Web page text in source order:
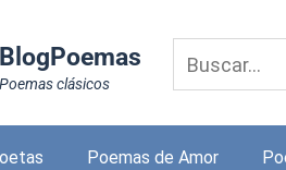
BlogPoemas
Poemas clásicos
Poemas de Amor